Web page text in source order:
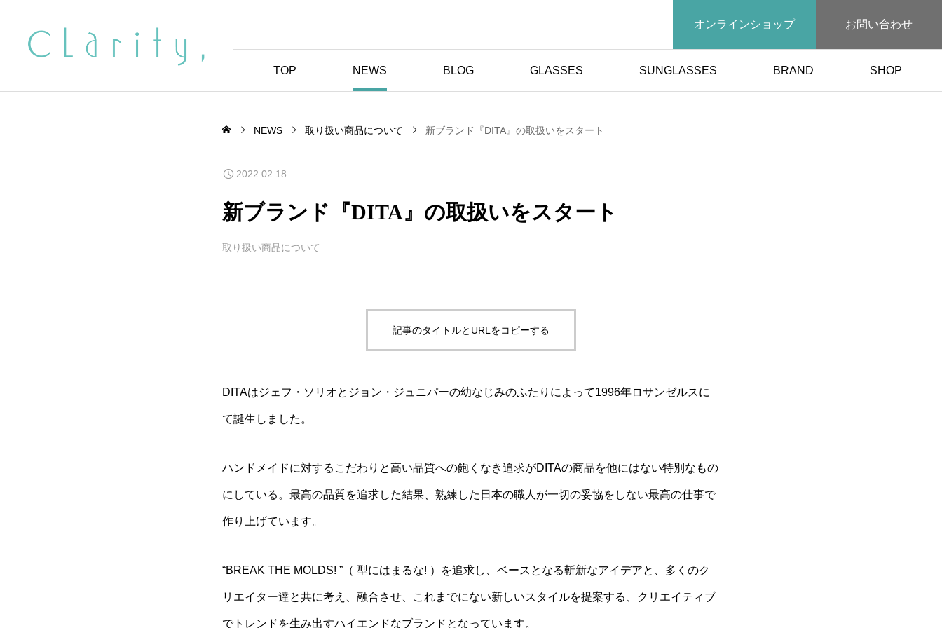
オンラインショップ お問い合わせ
TOP NEWS BLOG GLASSES SUNGLASSES BRAND SHOP
NEWS 取り扱い商品について 新ブランド『DITA』の取扱いをスタート
2022.02.18
新ブランド『DITA』の取扱いをスタート
取り扱い商品について
記事のタイトルとURLをコピーする
DITAはジェフ・ソリオとジョン・ジュニパーの幼なじみのふたりによって1996年ロサンゼルスに
て誕生しました。
ハンドメイドに対するこだわりと高い品質への飽くなき追求がDITAの商品を他にはない特別なもの
にしている。最高の品質を追求した結果、熟練した日本の職人が一切の妥協をしない最高の仕事で
作り上げています。
“BREAK THE MOLDS! ”（ 型にはまるな! ）を追求し、ベースとなる斬新なアイデアと、多くのク
リエイター達と共に考え、融合させ、これまでにない新しいスタイルを提案する、クリエイティブ
でトレンドを生み出すハイエンドなブランドとなっています。